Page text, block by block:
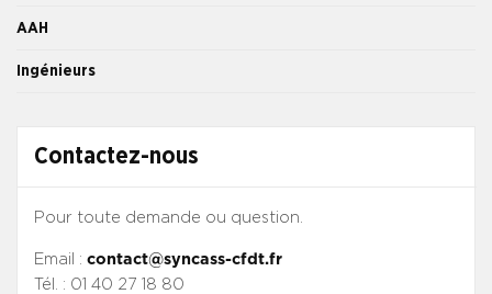
AAH
Ingénieurs
Contactez-nous
Pour toute demande ou question.
Email : contact@syncass-cfdt.fr
Tél. : 01 40 27 18 80